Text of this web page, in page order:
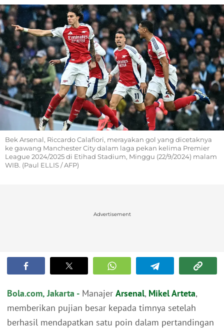
Bek Arsenal, Riccardo Calafiori, merayakan gol yang dicetaknya
ke gawang Manchester City dalam laga pekan kelima Premier
League 2024/2025 di Etihad Stadium, Minggu (22/9/2024) malam
WIB. (Paul ELLIS / AFP)
Advertisement
Bola.com, Jakarta - Manajer Arsenal, Mikel Arteta,
memberikan pujian besar kepada timnya setelah
berhasil mendapatkan satu poin dalam pertandingan